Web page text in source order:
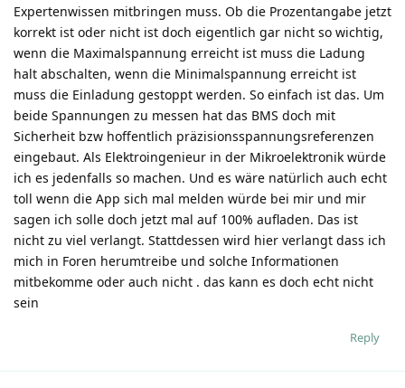
Expertenwissen mitbringen muss. Ob die Prozentangabe jetzt
korrekt ist oder nicht ist doch eigentlich gar nicht so wichtig,
wenn die Maximalspannung erreicht ist muss die Ladung
halt abschalten, wenn die Minimalspannung erreicht ist
muss die Einladung gestoppt werden. So einfach ist das. Um
beide Spannungen zu messen hat das BMS doch mit
Sicherheit bzw hoffentlich präzisionsspannungsreferenzen
eingebaut. Als Elektroingenieur in der Mikroelektronik würde
ich es jedenfalls so machen. Und es wäre natürlich auch echt
toll wenn die App sich mal melden würde bei mir und mir
sagen ich solle doch jetzt mal auf 100% aufladen. Das ist
nicht zu viel verlangt. Stattdessen wird hier verlangt dass ich
mich in Foren herumtreibe und solche Informationen
mitbekomme oder auch nicht . das kann es doch echt nicht
sein
Reply